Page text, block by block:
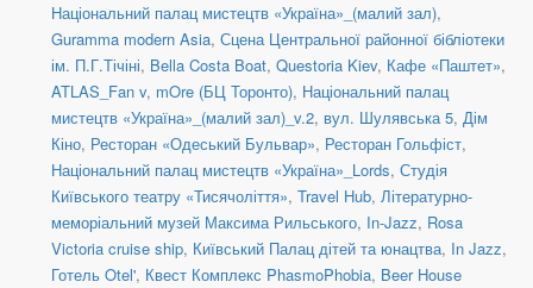
Національний палац мистецтв «Україна»_(малий зал),
Guramma modern Asia, Сцена Центральної районної бібліотеки
ім. П.Г.Тічіні, Bella Costa Boat, Questoria Kiev, Кафе «Паштет»,
ATLAS_Fan v, mOre (БЦ Торонто), Національний палац
мистецтв «Україна»_(малий зал)_v.2, вул. Шулявська 5, Дім
Кіно, Ресторан «Одеський Бульвар», Ресторан Гольфіст,
Національний палац мистецтв «Україна»_Lords, Студія
Київського театру «Тисячоліття», Travel Hub, Літературно-
меморіальний музей Максима Рильського, In-Jazz, Rosa
Victoria cruise ship, Київський Палац дітей та юнацтва, In Jazz,
Готель Otel', Квест Комплекс PhasmoPhobia, Beer House